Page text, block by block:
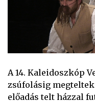
A 14. Kaleidoszkóp
zsúfolásig
előadás telt házzal